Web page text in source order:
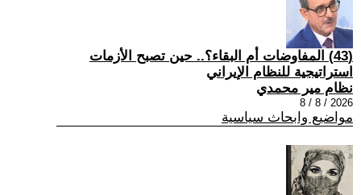
(43) المفاوضات أم البقاء؟.. حين تصبح الأزمات
استراتيجية للنظام الإيراني
نظام مير محمدي
2026 / 8 / 8
مواضيع وابحاث سياسية